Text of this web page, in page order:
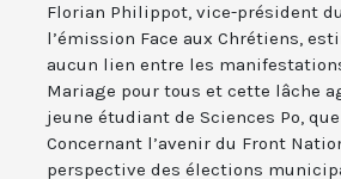
Florian Philippot, vice-président
l’émission Face aux Chrétiens,
aucun lien entre les
Mariage pour tous et cette lâche
jeune étudiant de Sciences Po,
Concernant l’avenir du Front
perspective des élections